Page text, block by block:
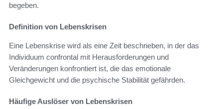
begeben.
Definition von Lebenskrisen
Eine Lebenskrise wird als eine Zeit beschrieben, in der das
Individuum confrontal mit Herausforderungen und
Veränderungen konfrontiert ist, die das emotionale
Gleichgewicht und die psychische Stabilität gefährden.
Häufige Auslöser von Lebenskrisen